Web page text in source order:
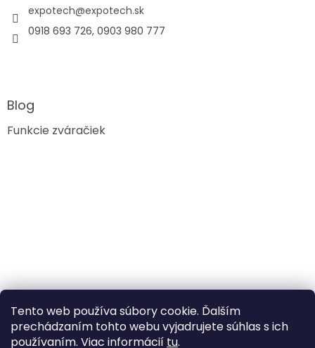
Tento web používa súbory cookie. Ďalším
prechádzaním tohto webu vyjadrujete súhlas s ich
používaním. Viac informácií tu.
expotech@expotech.sk
0918 693 726, 0903 980 777
Blog
Funkcie zváračiek